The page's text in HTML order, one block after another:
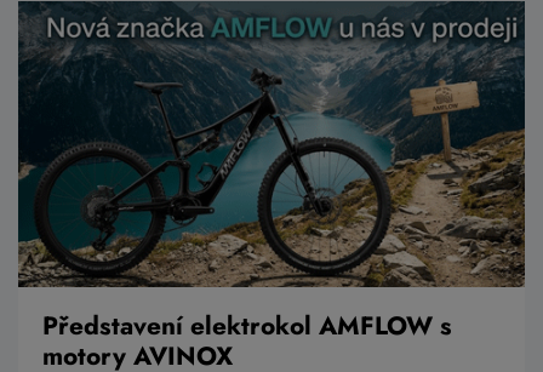
Představení elektrokol AMFLOW s
motory AVINOX